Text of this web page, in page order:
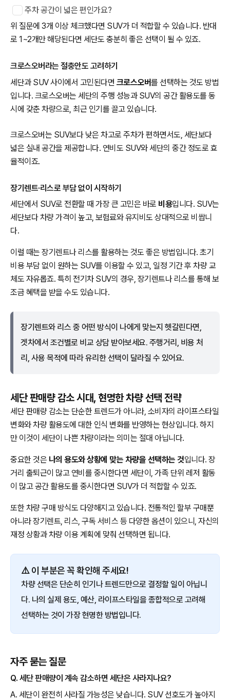
주차 공간이 넓은 편인가요?
위 질문에 3개 이상 체크했다면 SUV가 더 적합할 수 있습니다. 반대
로 1~2개만 해당된다면 세단도 충분히 좋은 선택이 될 수 있죠.
크로스오버라는 절충안도 고려하기
세단과 SUV 사이에서 고민된다면 크로스오버를 선택하는 것도 방법
입니다. 크로스오버는 세단의 주행 성능과 SUV의 공간 활용도를 동
시에 갖춘 차량으로, 최근 인기를 끌고 있습니다.
크로스오버는 SUV보다 낮은 차고로 주차가 편하면서도, 세단보다
넓은 실내 공간을 제공합니다. 연비도 SUV와 세단의 중간 정도로 효
율적이죠.
장기렌트·리스로 부담 없이 시작하기
세단에서 SUV로 전환할 때 가장 큰 고민은 바로 비용입니다. SUV는
세단보다 차량 가격이 높고, 보험료와 유지비도 상대적으로 비쌉니
다.
이럴 때는 장기렌트나 리스를 활용하는 것도 좋은 방법입니다. 초기
비용 부담 없이 원하는 SUV를 이용할 수 있고, 일정 기간 후 차량 교
체도 자유롭죠. 특히 전기차 SUV의 경우, 장기렌트나 리스를 통해 보
조금 혜택을 받을 수도 있습니다.
장기렌트와 리스 중 어떤 방식이 나에게 맞는지 헷갈린다면,
겟차에서 조건별로 비교 상담 받아보세요. 주행거리, 비용 처
리, 사용 목적에 따라 유리한 선택이 달라질 수 있어요.
세단 판매량 감소 시대, 현명한 차량 선택 전략
세단 판매량 감소는 단순한 트렌드가 아니라, 소비자의 라이프스타일
변화와 차량 활용도에 대한 인식 변화를 반영하는 현상입니다. 하지
만 이것이 세단이 나쁜 차량이라는 의미는 절대 아닙니다.
중요한 것은 나의 용도와 상황에 맞는 차량을 선택하는 것입니다. 장
거리 출퇴근이 많고 연비를 중시한다면 세단이, 가족 단위 레저 활동
이 많고 공간 활용도를 중시한다면 SUV가 더 적합할 수 있죠.
또한 차량 구매 방식도 다양해지고 있습니다. 전통적인 할부 구매뿐
아니라 장기렌트, 리스, 구독 서비스 등 다양한 옵션이 있으니, 자신의
재정 상황과 차량 이용 계획에 맞춰 선택하면 됩니다.
⚠️ 이 부분은 꼭 확인해 주세요!
차량 선택은 단순히 인기나 트렌드만으로 결정할 일이 아닙니
다. 나의 실제 용도, 예산, 라이프스타일을 종합적으로 고려해
선택하는 것이 가장 현명한 방법입니다.
자주 묻는 질문
Q. 세단 판매량이 계속 감소하면 세단은 사라지나요?
A. 세단이 완전히 사라질 가능성은 낮습니다. SUV 선호도가 높아지